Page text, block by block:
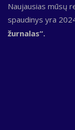
Naujausias mūsų
spaudinys yra
žurnalas“.